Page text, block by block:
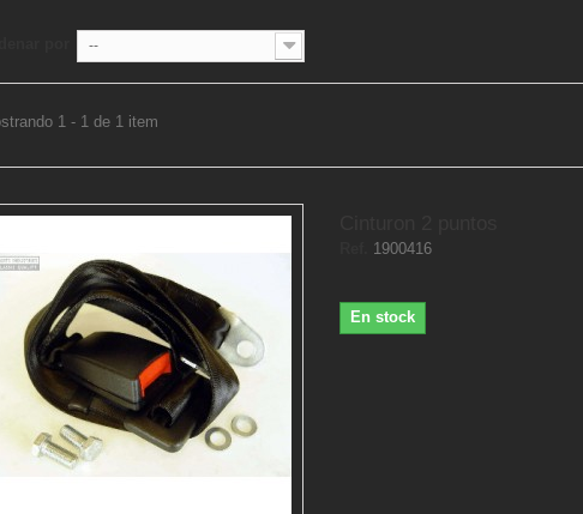
--
1 - 1 de 1 item
1900416
En stock